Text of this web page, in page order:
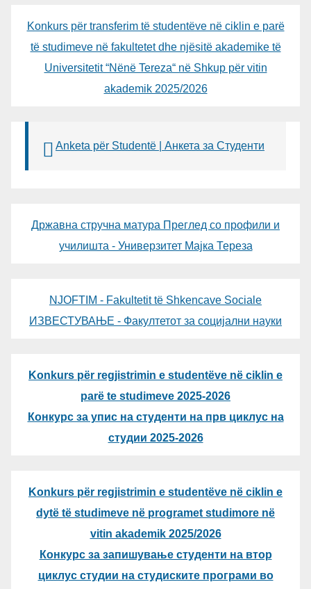
Konkurs për transferim të studentëve në ciklin e parë
të studimeve në fakultetet dhe njësitë akademike të
Universitetit “Nënë Tereza“ në Shkup për vitin
akademik 2025/2026
Anketa për Studentë | Анкета за Студенти
Државна стручна матура Преглед со профили и
училишта - Универзитет Мајка Тереза
NJOFTIM - Fakultetit të Shkencave Sociale
ИЗВЕСТУВАЊЕ - Факултетот за социјални науки
Konkurs për regjistrimin e studentëve në ciklin e
parë te studimeve 2025-2026
Конкурс за упис на студенти на прв циклус на
студии 2025-2026
Konkurs për regjistrimin e studentëve në ciklin e
dytë të studimeve në programet studimore në
vitin akademik 2025/2026
Конкурс за запишување студенти на втор
циклус студии на студиските програми во